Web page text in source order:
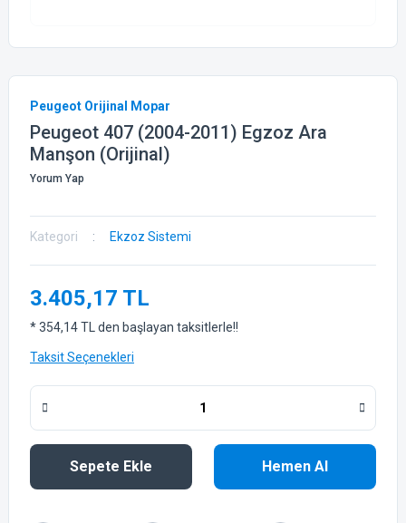
Peugeot Orijinal Mopar
Peugeot 407 (2004-2011) Egzoz Ara
Manşon (Orijinal)
Yorum Yap
Kategori Ekzoz Sistemi
3.405,17 TL
* 354,14 TL den başlayan taksitlerle!!
Taksit Seçenekleri
Sepete Ekle Hemen Al